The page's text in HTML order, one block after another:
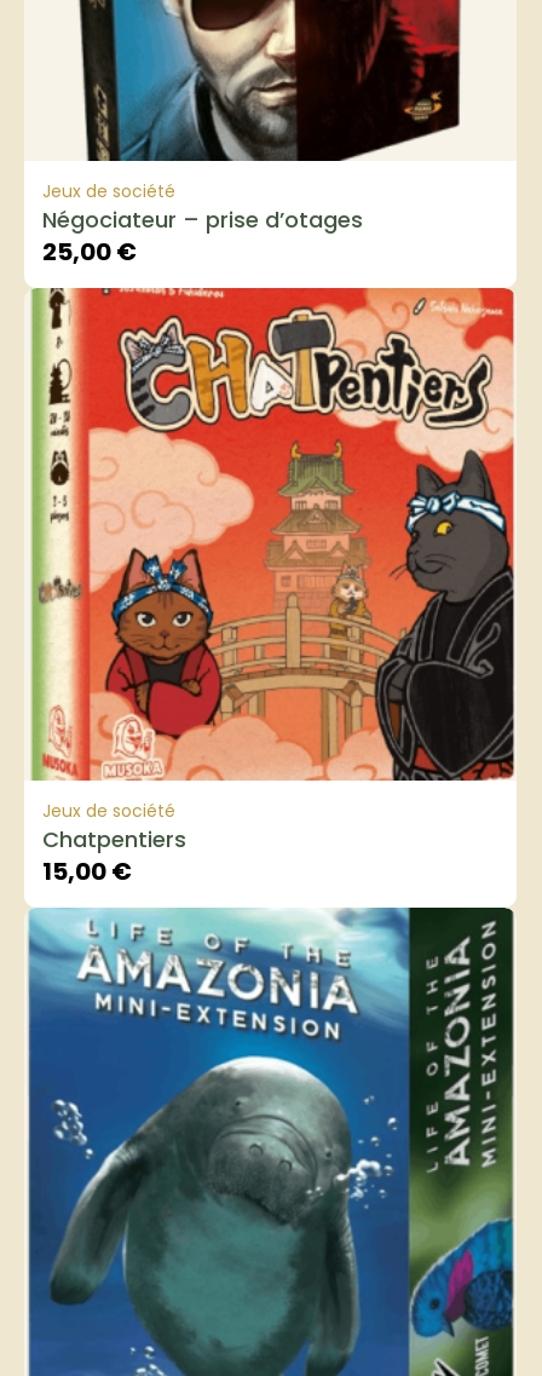
Jeux de société
Négociateur – prise d’otages
25,00€
Jeux de société
Chatpentiers
15,00€